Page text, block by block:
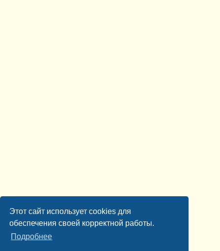
Этот сайт использует cookies для
обеспечения своей корректной работы.
Подробнее